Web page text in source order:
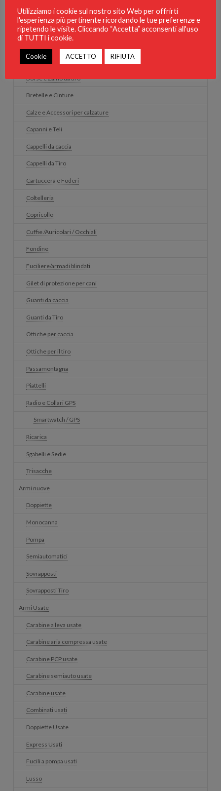
Accessori
Attrezzature per la caccia
Borse e Zaino da caccia
Borse e Zaino da tiro
Bretelle e Cinture
Calze e Accessori per calzature
Capanni e Teli
Cappelli da caccia
Cappelli da Tiro
Cartuccera e Foderi
Coltelleria
Copricollo
Cuffie /Auricolari / Occhiali
Fondine
Fuciliere/armadi blindati
Gilet di protezione per cani
Guanti da caccia
Guanti da Tiro
Ottiche per caccia
Ottiche per il tiro
Passamontagna
Piattelli
Radio e Collari GPS
Smartwatch / GPS
Ricarica
Sgabelli e Sedie
Trisacche
Armi nuove
Doppiette
Monocanna
Pompa
Semiautomatici
Sovrapposti
Sovrapposti Tiro
Armi Usate
Carabine a leva usate
Carabine aria compressa usate
Carabine PCP usate
Carabine semiauto usate
Carabine usate
Combinati usati
Doppiette Usate
Express Usati
Fucili a pompa usati
Lusso
Utilizziamo i cookie sul nostro sito Web per offrirti
l'esperienza più pertinente ricordando le tue preferenze e
ripetendo le visite. Cliccando “Accetta” acconsenti all'uso
di TUTTI i cookie.
Cookie ACCETTO RIFIUTA